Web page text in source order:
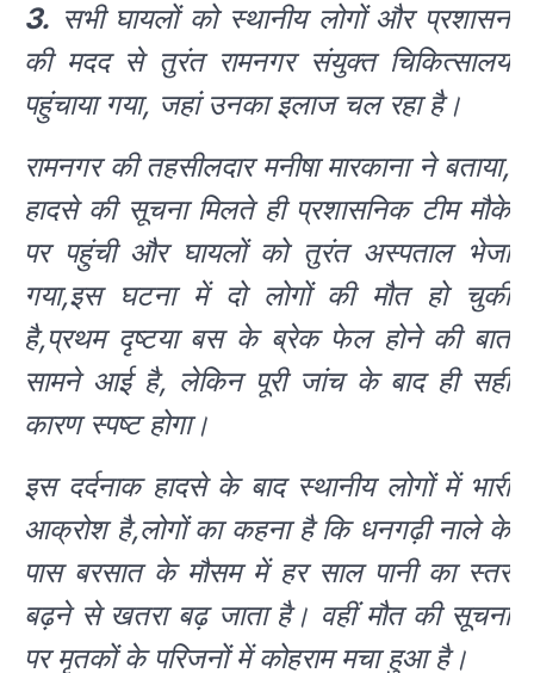
3. सभी घायलों को स्थानीय लोगों और प्रशासन
की मदद से तुरंत रामनगर संयुक्त चिकित्सालय
पहुंचाया गया, जहां उनका इलाज चल रहा है।
रामनगर की तहसीलदार मनीषा मारकाना ने बताया,
हादसे की सूचना मिलते ही प्रशासनिक टीम मौके
पर पहुंची और घायलों को तुरंत अस्पताल भेजा
गया,इस घटना में दो लोगों की मौत हो चुकी
है,प्रथम दृष्टया बस के ब्रेक फेल होने की बात
सामने आई है, लेकिन पूरी जांच के बाद ही सही
कारण स्पष्ट होगा।
इस दर्दनाक हादसे के बाद स्थानीय लोगों में भारी
आक्रोश है,लोगों का कहना है कि धनगढ़ी नाले के
पास बरसात के मौसम में हर साल पानी का स्तर
बढ़ने से खतरा बढ़ जाता है। वहीं मौत की सूचना
पर मृतकों के परिजनों में कोहराम मचा हुआ है।